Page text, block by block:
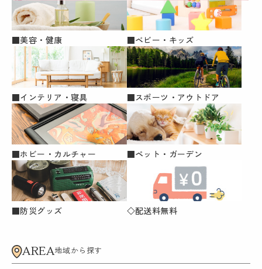
■美容・健康 ■ベビー・キッズ
■インテリア・寝具 ■スポーツ・アウトドア
■ホビー・カルチャー ■ペット・ガーデン
■防災グッズ ◇配送料無料
AREA地域から探す